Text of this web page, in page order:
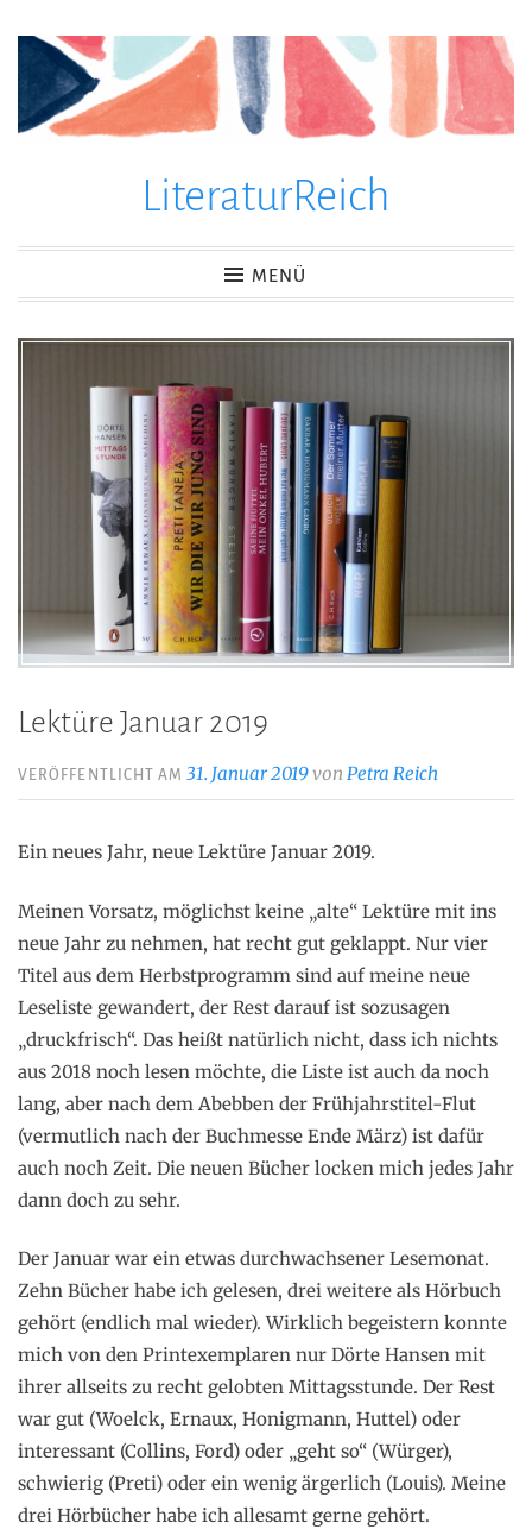
Zum
springen
LiteraturReich
MENÜ
Lektüre Januar 2019
VERÖFFENTLICHT AM31. Januar 2019vonPetra Reich
Ein neues Jahr, neue Lektüre Januar 2019.
Meinen Vorsatz, möglichst keine „alte“ Lektüre mit ins
neue Jahr zu nehmen, hat recht gut geklappt. Nur vier
Titel aus dem Herbstprogramm sind auf meine neue
Leseliste gewandert, der Rest darauf ist sozusagen
„druckfrisch“. Das heißt natürlich nicht, dass ich nichts
aus 2018 noch lesen möchte, die Liste ist auch da noch
lang, aber nach dem Abebben der Frühjahrstitel-Flut
(vermutlich nach der Buchmesse Ende März) ist dafür
auch noch Zeit. Die neuen Bücher locken mich jedes Jahr
dann doch zu sehr.
Der Januar war ein etwas durchwachsener Lesemonat.
Zehn Bücher habe ich gelesen, drei weitere als Hörbuch
gehört (endlich mal wieder). Wirklich begeistern konnte
mich von den Printexemplaren nur Dörte Hansen mit
ihrer allseits zu recht gelobten Mittagsstunde. Der Rest
war gut (Woelck, Ernaux, Honigmann, Huttel) oder
interessant (Collins, Ford) oder „geht so“ (Würger),
schwierig (Preti) oder ein wenig ärgerlich (Louis). Meine
drei Hörbücher habe ich allesamt gerne gehört.